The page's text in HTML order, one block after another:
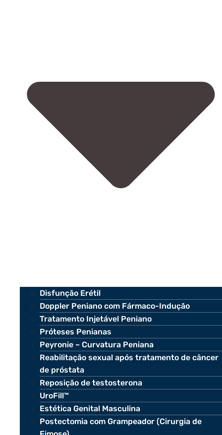
Disfunção Erétil
Doppler Peniano com Fármaco-Indução
Tratamento Injetável Peniano
Próteses Penianas
Peyronie – Curvatura Peniana
Reabilitação sexual após tratamento de câncer
de próstata
Reposição de testosterona
UroFill™
Estética Genital Masculina
Postectomia com Grampeador (Cirurgia de